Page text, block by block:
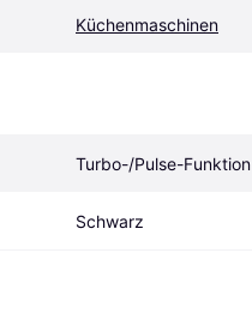
Küchenmaschinen
Turbo-/Pulse-Funktion
Schwarz